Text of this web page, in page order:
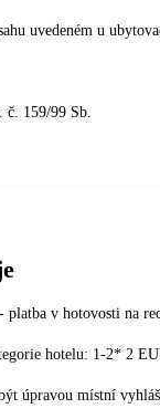
uvedeném u
č. 159/99 Sb.
platba v hotovosti na
hotelu: 1-2* 2
úpravou místní